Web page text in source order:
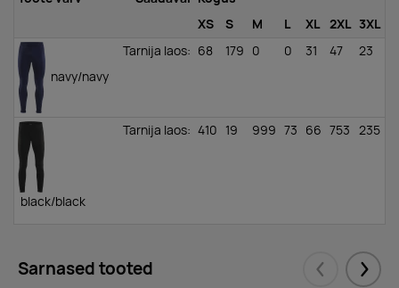
XS
S M L XL 2XL 3XL
navy/navy
Tarnija laos: 68 179 0 0 31 47 23
black/black
Tarnija laos: 410 19 999 73 66 753 235
Sarnased tooted Eelmised